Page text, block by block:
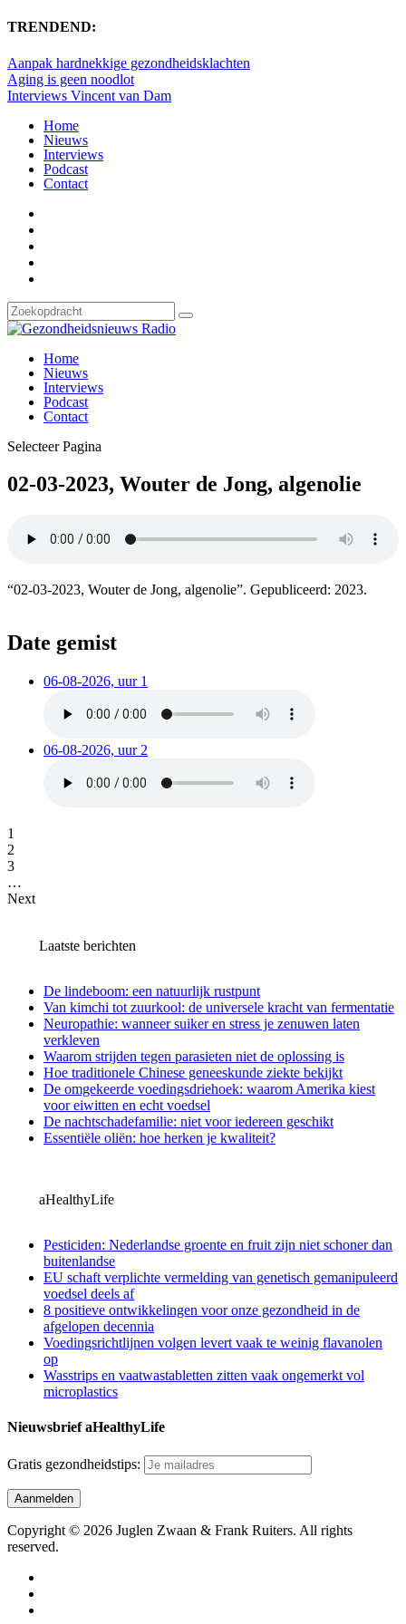
TRENDEND:
Aanpak hardnekkige gezondheidsklachten
Aging is geen noodlot
Interviews Vincent van Dam
Home
Nieuws
Interviews
Podcast
Contact
Home
Nieuws
Interviews
Podcast
Contact
Selecteer Pagina
02-03-2023, Wouter de Jong, algenolie
“02-03-2023, Wouter de Jong, algenolie”. Gepubliceerd: 2023.
Date gemist
06-08-2026, uur 1
06-08-2026, uur 2
1
2
3
…
Next
Laatste berichten
De lindeboom: een natuurlijk rustpunt
Van kimchi tot zuurkool: de universele kracht van fermentatie
Neuropathie: wanneer suiker en stress je zenuwen laten
verkleven
Waarom strijden tegen parasieten niet de oplossing is
Hoe traditionele Chinese geneeskunde ziekte bekijkt
De omgekeerde voedingsdriehoek: waarom Amerika kiest
voor eiwitten en echt voedsel
De nachtschadefamilie: niet voor iedereen geschikt
Essentiële oliën: hoe herken je kwaliteit?
aHealthyLife
Pesticiden: Nederlandse groente en fruit zijn niet schoner dan
buitenlandse
EU schaft verplichte vermelding van genetisch gemanipuleerd
voedsel deels af
8 positieve ontwikkelingen voor onze gezondheid in de
afgelopen decennia
Voedingsrichtlijnen volgen levert vaak te weinig flavanolen
op
Wasstrips en vaatwastabletten zitten vaak ongemerkt vol
microplastics
Nieuwsbrief aHealthyLife
Gratis gezondheidstips:
Copyright © 2026 Juglen Zwaan & Frank Ruiters. All rights
reserved.